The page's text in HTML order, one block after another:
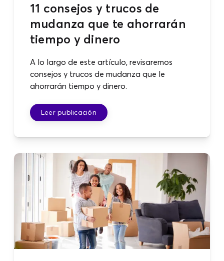
11 consejos y trucos de
mudanza que te ahorrarán
tiempo y dinero
A lo largo de este artículo, revisaremos
consejos y trucos de mudanza que le
ahorrarán tiempo y dinero.
Leer publicación